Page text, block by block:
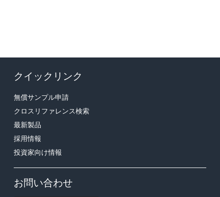
クイックリンク
無償サンプル申請
クロスリファレンス検索
最新製品
採用情報
投資家向け情報
お問い合わせ